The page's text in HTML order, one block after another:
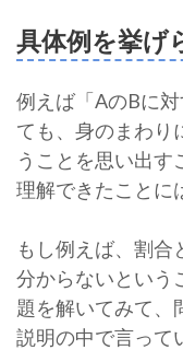
具体例を挙げ
例えば「AのBに
ても、身のまわ
うことを思い出す
理解できたことに
もし例えば、割合
分からないという
題を解いてみて、
説明の中で言って